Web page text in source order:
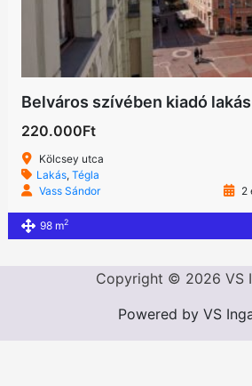
Belváros szívében kiadó lakás
220.000Ft
Kölcsey utca
Lakás, Tégla
Vass Sándor
2
98 m2
Copyright © 2026 VS
Powered by VS